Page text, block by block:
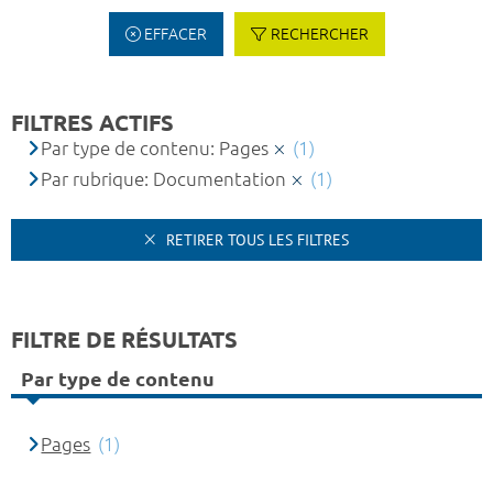
EFFACER RECHERCHER
FILTRES ACTIFS
Par type de contenu: Pages
(1)
Par rubrique: Documentation
(1)
RETIRER TOUS LES FILTRES
FILTRE DE RÉSULTATS
Par type de contenu
Pages (1)